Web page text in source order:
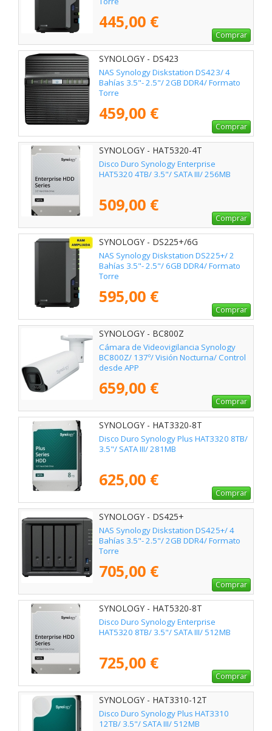
445,00 €
Comprar
SYNOLOGY - DS423
NAS Synology Diskstation DS423/ 4
Bahías 3.5"- 2.5"/ 2GB DDR4/ Formato
Torre
459,00 €
Comprar
SYNOLOGY - HAT5320-4T
Disco Duro Synology Enterprise
HAT5320 4TB/ 3.5"/ SATA III/ 256MB
509,00 €
Comprar
SYNOLOGY - DS225+/6G
NAS Synology Diskstation DS225+/ 2
Bahías 3.5"- 2.5"/ 6GB DDR4/ Formato
Torre
595,00 €
Comprar
SYNOLOGY - BC800Z
Cámara de Videovigilancia Synology
BC800Z/ 137º/ Visión Nocturna/ Control
desde APP
659,00 €
Comprar
SYNOLOGY - HAT3320-8T
Disco Duro Synology Plus HAT3320 8TB/
3.5"/ SATA III/ 281MB
625,00 €
Comprar
SYNOLOGY - DS425+
NAS Synology Diskstation DS425+/ 4
Bahías 3.5"- 2.5"/ 2GB DDR4/ Formato
Torre
705,00 €
Comprar
SYNOLOGY - HAT5320-8T
Disco Duro Synology Enterprise
HAT5320 8TB/ 3.5"/ SATA III/ 512MB
725,00 €
Comprar
SYNOLOGY - HAT3310-12T
Disco Duro Synology Plus HAT3310
12TB/ 3.5"/ SATA III/ 512MB